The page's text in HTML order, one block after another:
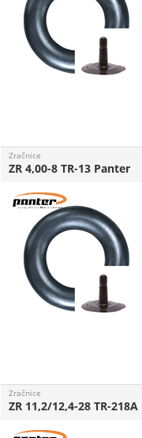
Zračnice
ZR 4,00-8 TR-13 Panter
Zračnice
ZR 11,2/12,4-28 TR-